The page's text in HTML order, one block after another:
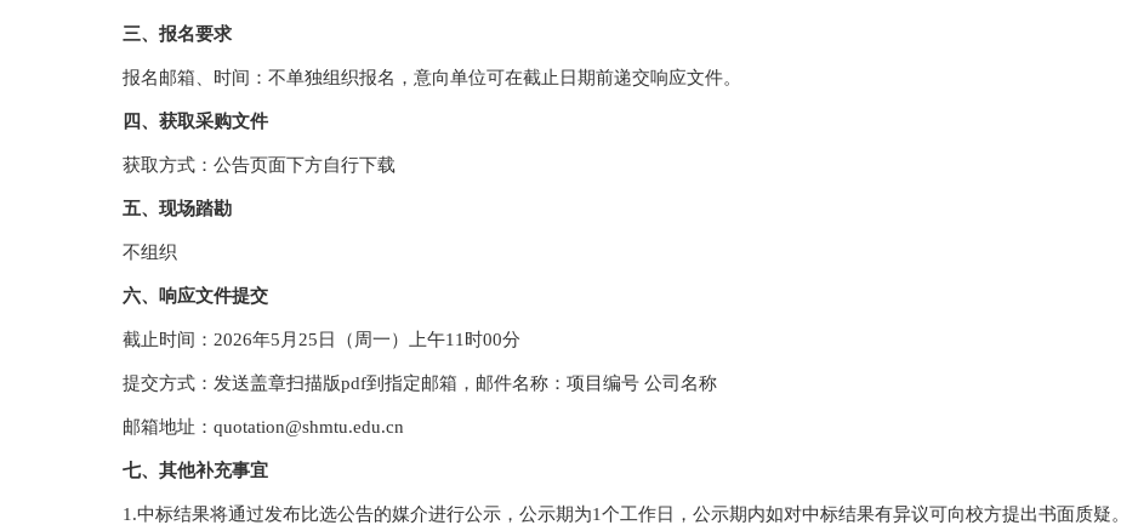
三、报名要求
报名邮箱、时间：不单独组织报名，意向单位可在截止日期前递交响应文件。
四、获取采购文件
获取方式：公告页面下方自行下载
五、现场踏勘
不组织
六、响应文件提交
截止 时间： 2026年5 月 25 日（周一） 上午11时00分
提交方式：发送盖章扫描版pdf到指定邮箱，邮件名称： 项目编号 公司名称
邮箱地址： quotation@shmtu.edu.cn
七、其他补充事宜
1.中标结果将通过发布比选公告的媒介进行公示，公示期为1个工作日，公示期内如对中标结果有异议可向校方提出书面质疑。